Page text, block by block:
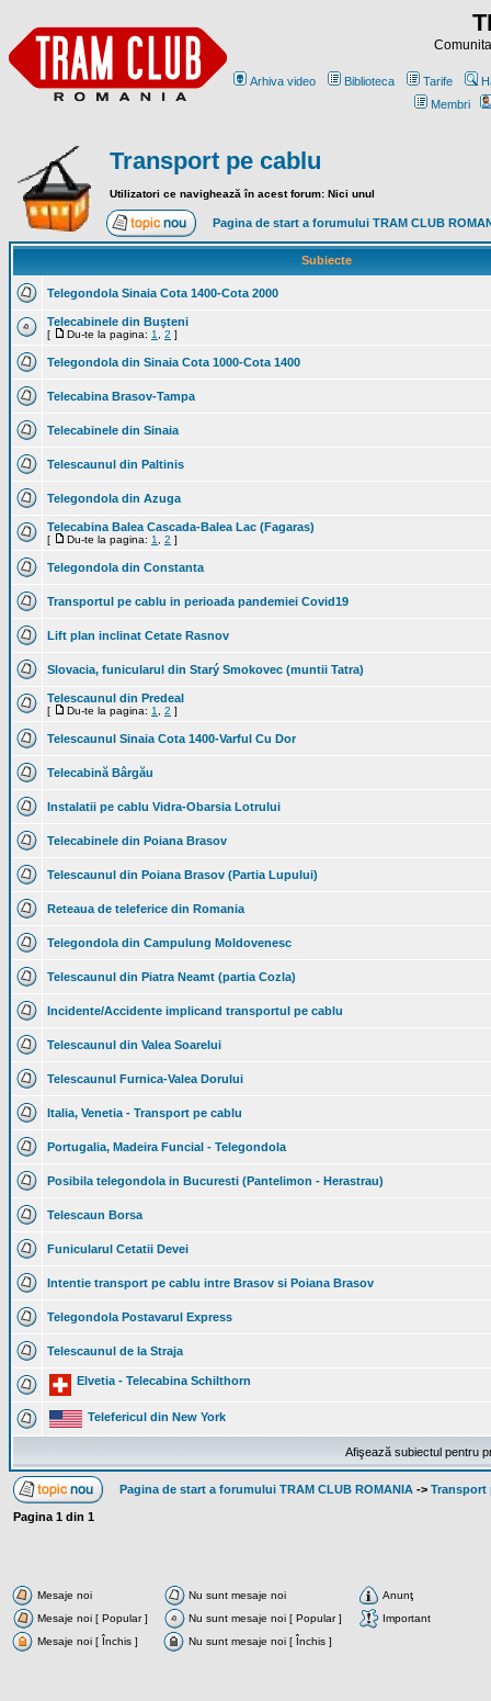
Arhiva video Biblioteca Tarife
Membri
Transport pe cablu
Utilizatori ce navighează în acest forum: Nici unul
Pagina de start a forumului TRAM CLUB
Subiecte
Telegondola Sinaia Cota 1400-Cota 2000
Telecabinele din Buşteni
[ Du-te la pagina: 1 2 ]
Telegondola din Sinaia Cota 1000-Cota 1400
Telecabina Brasov-Tampa
Telecabinele din Sinaia
Telescaunul din Paltinis
Telegondola din Azuga
Telecabina Balea Cascada-Balea Lac (Fagaras)
[ Du-te la pagina: 1 2 ]
Telegondola din Constanta
Transportul pe cablu in perioada pandemiei Covid19
Lift plan inclinat Cetate Rasnov
Slovacia, funicularul din Starý Smokovec (muntii Tatra)
Telescaunul din Predeal
[ Du-te la pagina: 1 2 ]
Telescaunul Sinaia Cota 1400-Varful Cu Dor
Telecabină Bârgău
Instalatii pe cablu Vidra-Obarsia Lotrului
Telecabinele din Poiana Brasov
Telescaunul din Poiana Brasov (Partia Lupului)
Reteaua de teleferice din Romania
Telegondola din Campulung Moldovenesc
Telescaunul din Piatra Neamt (partia Cozla)
Incidente/Accidente implicand transportul pe cablu
Telescaunul din Valea Soarelui
Telescaunul Furnica-Valea Dorului
Italia, Venetia - Transport pe cablu
Portugalia, Madeira Funcial - Telegondola
Posibila telegondola in Bucuresti (Pantelimon - Herastrau)
Telescaun Borsa
Funicularul Cetatii Devei
Intentie transport pe cablu intre Brasov si Poiana Brasov
Telegondola Postavarul Express
Telescaunul de la Straja
Elvetia - Telecabina Schilthorn
Telefericul din New York
Afişează subiectul pentru
Pagina de start a forumului TRAM CLUB ROMANIA -> Transport
Pagina 1 din 1
Mesaje noi Nu sunt mesaje noi
Anunţ
Mesaje noi [ Popular ]
Nu sunt mesaje noi [ Popular ]
Important
Mesaje noi [ Închis ]
Nu sunt mesaje noi [ Închis ]